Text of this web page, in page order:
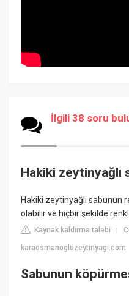
İlgili 38 soru
Hakiki zeytinyağlı
Hakiki zeytinyağlı sabunun
olabilir ve hiçbir şekilde
Kaynak kaldırma talebi |
karaosmanogluzeytinyagi.com
Sabunun